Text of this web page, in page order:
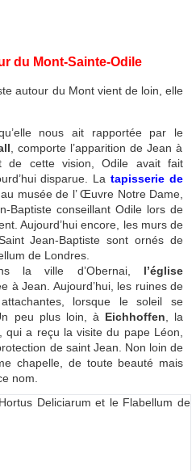
du Mont-Sainte-Odile
autour du Mont vient de loin, elle
nous ait rapportée par le
, comporte l’apparition de Jean à
de cette vision, Odile avait fait
disparue. La tapisserie de
musée de l’ Œuvre Notre Dame,
Baptiste conseillant Odile lors de
Aujourd’hui encore, les murs de
Jean-Baptiste sont ornés de
de Londres.
la ville d’Obernai,
l’église
à Jean. Aujourd’hui, les ruines de
lorsque le soleil se
peu plus loin, à Eichhoffen , la
qui a reçu la visite du pape Léon,
de saint Jean. Non loin de
chapelle, de toute beauté mais
nom.